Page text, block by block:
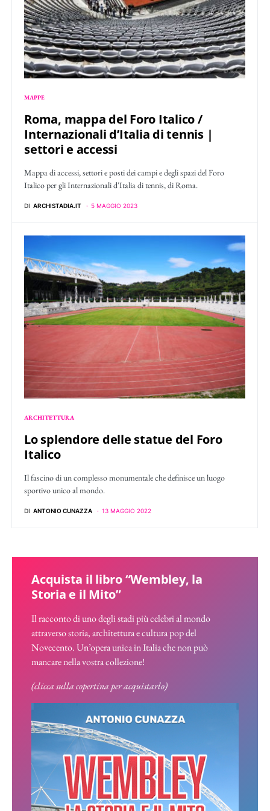
MAPPE
Roma, mappa del Foro Italico /
Internazionali d’Italia di tennis |
settori e accessi
Mappa di accessi, settori e posti dei campi e degli spazi del Foro
Italico per gli Internazionali d'Italia di tennis, di Roma.
DI ARCHISTADIA.IT 5 MAGGIO 2023
ARCHITETTURA
Lo splendore delle statue del Foro
Italico
Il fascino di un complesso monumentale che definisce un luogo
sportivo unico al mondo.
DI ANTONIO CUNAZZA 13 MAGGIO 2022
Acquista il libro “Wembley, la
Storia e il Mito”
Il racconto di uno degli stadi più celebri al mondo
attraverso storia, architettura e cultura pop del
Novecento. Un’opera unica in Italia che non può
mancare nella vostra collezione!
(clicca sulla copertina per acquistarlo)